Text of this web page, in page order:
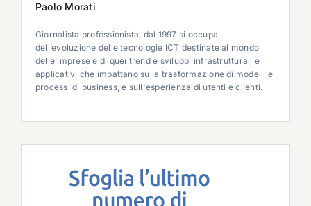
Paolo Morati
Giornalista professionista, dal 1997 si occupa
dell’evoluzione delle tecnologie ICT destinate al mondo
delle imprese e di quei trend e sviluppi infrastrutturali e
applicativi che impattano sulla trasformazione di modelli e
processi di business, e sull'esperienza di utenti e clienti.